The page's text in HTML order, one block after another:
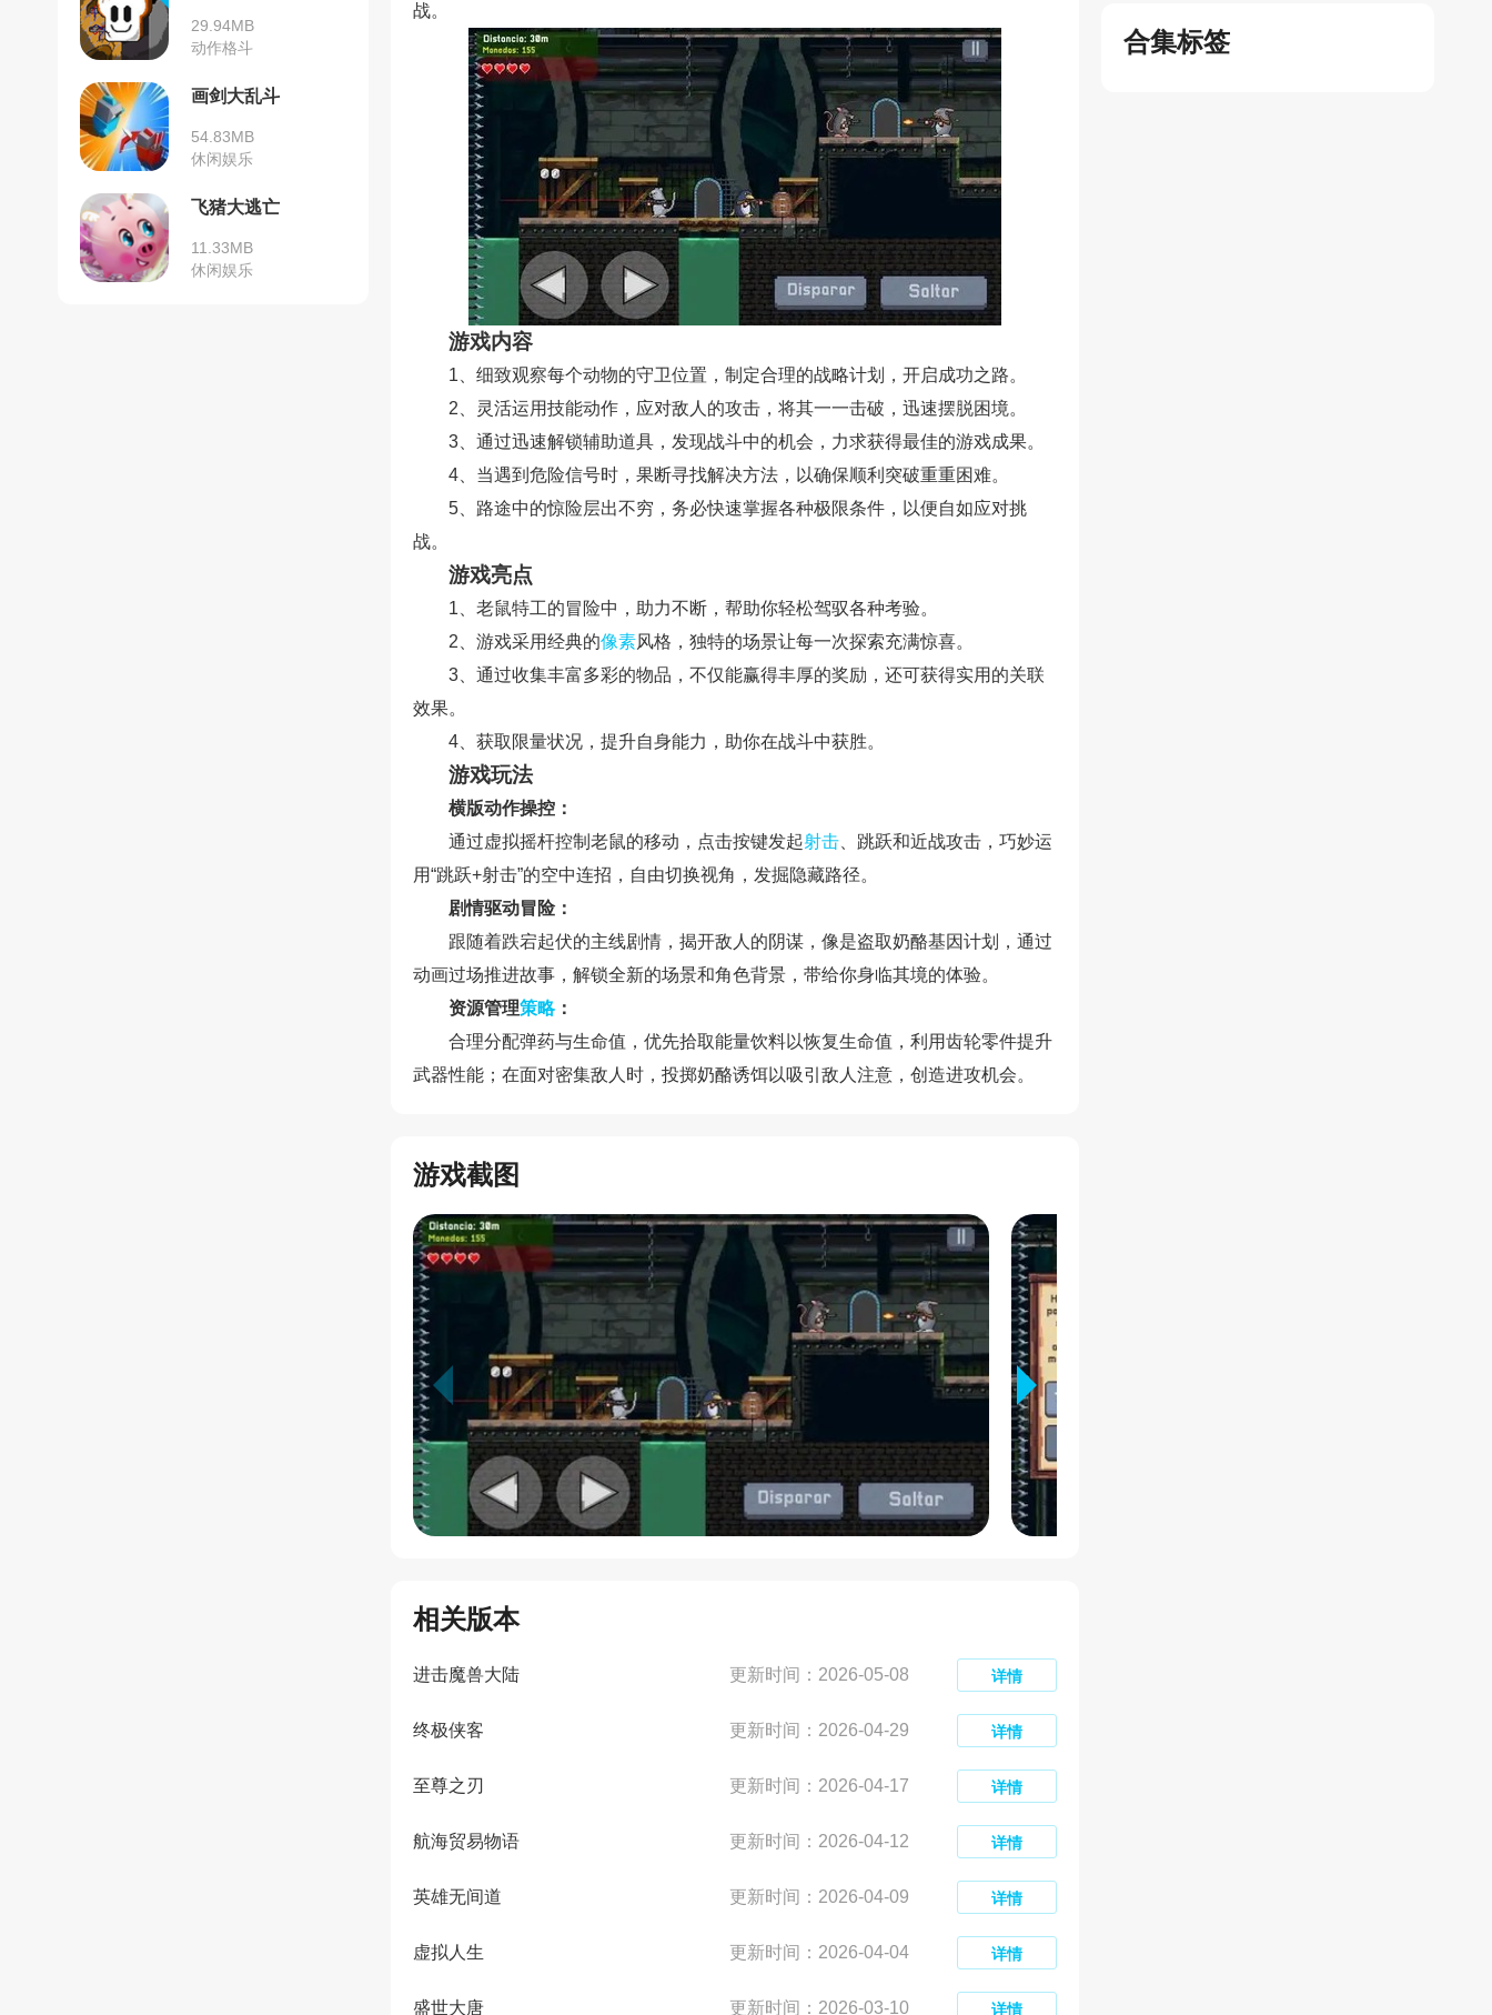
29.94MB
动作格斗
画剑大乱斗
54.83MB
休闲娱乐
飞猪大逃亡
11.33MB
休闲娱乐
战。
游戏内容
1、细致观察每个动物的守卫位置，制定合理的战略计划，开启成功之路。
2、灵活运用技能动作，应对敌人的攻击，将其一一击破，迅速摆脱困境。
3、通过迅速解锁辅助道具，发现战斗中的机会，力求获得最佳的游戏成果。
4、当遇到危险信号时，果断寻找解决方法，以确保顺利突破重重困难。
5、路途中的惊险层出不穷，务必快速掌握各种极限条件，以便自如应对挑
战。
游戏亮点
1、老鼠特工的冒险中，助力不断，帮助你轻松驾驭各种考验。
2、游戏采用经典的像素风格，独特的场景让每一次探索充满惊喜。
3、通过收集丰富多彩的物品，不仅能赢得丰厚的奖励，还可获得实用的关联
效果。
4、获取限量状况，提升自身能力，助你在战斗中获胜。
游戏玩法
横版动作操控：
通过虚拟摇杆控制老鼠的移动，点击按键发起射击 、跳跃和近战攻击，巧妙运
用“跳跃+射击”的空中连招，自由切换视角，发掘隐藏路径。
剧情驱动冒险：
跟随着跌宕起伏的主线剧情，揭开敌人的阴谋，像是盗取奶酪基因计划，通过
动画过场推进故事，解锁全新的场景和角色背景，带给你身临其境的体验。
资源管理策略：
合理分配弹药与生命值，优先拾取能量饮料以恢复生命值，利用齿轮零件提升
武器性能；在面对密集敌人时，投掷奶酪诱饵以吸引敌人注意，创造进攻机会。
游戏截图
相关版本
进击魔兽大陆 更新时间：2026-05-08 详情
终极侠客 更新时间：2026-04-29 详情
至尊之刃 更新时间：2026-04-17 详情
航海贸易物语 更新时间：2026-04-12 详情
英雄无间道 更新时间：2026-04-09 详情
虚拟人生 更新时间：2026-04-04 详情
盛世大唐 更新时间：2026-03-10 详情
合集标签